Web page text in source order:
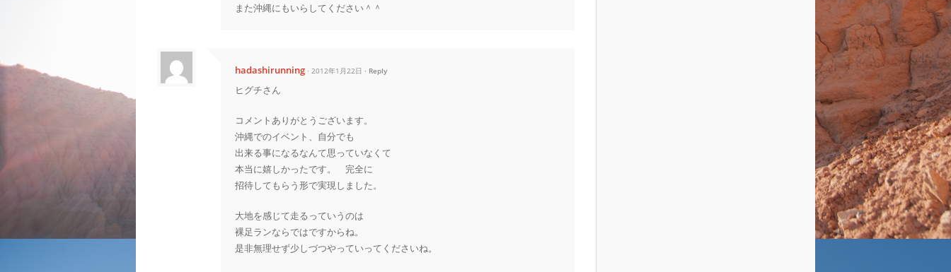
また沖縄にもいらしてください＾＾
hadashirunning · 2012年1月22日 Reply
ヒグチさん
コメントありがとうございます。
沖縄でのイベント、自分でも
出来る事になるなんて思っていなくて
本当に嬉しかったです。 完全に
招待してもらう形で実現しました。
大地を感じて走るっていうのは
裸足ランならではですからね。
是非無理せず少しづつやっていってくださいね。